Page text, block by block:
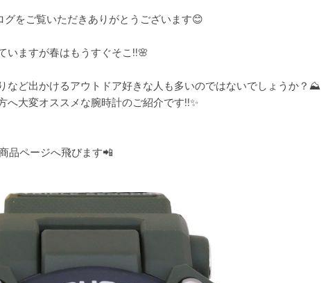
グをご覧いただきありがとうございます😊
いますが春はもうすぐそこ!!🌸
など出かけるアウトドア好きな人も多いのではないでしょうか？⛰️
へ大変オススメな腕時計のご紹介です!!✨️
品ページへ飛びます📲